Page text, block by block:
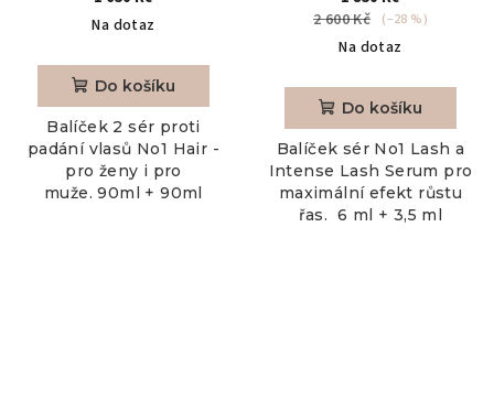
(pro ženy a pro
muže)
Na dotaz
Do košíku
Balíček 2 sér proti
padání vlasů No1 Hair -
pro ženy i pro
muže. 90ml + 90ml
Lash Serum
2 600 Kč
(–28 %)
Na dotaz
Do košíku
Balíček sér No1 Lash a
Intense Lash Serum pro
maximální efekt růstu
řas. 6 ml + 3,5 ml